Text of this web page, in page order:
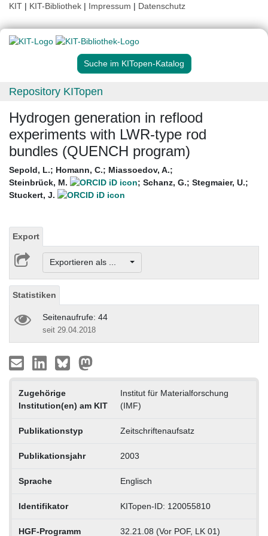
KIT | KIT-Bibliothek | Impressum | Datenschutz
Suche im KITopen-Katalog
Repository KITopen
Hydrogen generation in reflood
experiments with LWR-type rod
bundles (QUENCH program)
Sepold, L.; Homann, C.; Miassoedov, A.;
Steinbrück, M.
; Schanz, G.; Stegmaier, U.;
Stuckert, J.
Export
Exportieren als ...
Statistiken
Seitenaufrufe: 44
seit 29.04.2018
Zugehörige
Institution(en) am KIT
Institut für Materialforschung
(IMF)
Publikationstyp Zeitschriftenaufsatz
Publikationsjahr 2003
Sprache Englisch
Identifikator KITopen-ID: 120055810
HGF-Programm 32.21.08 (Vor POF, LK 01)